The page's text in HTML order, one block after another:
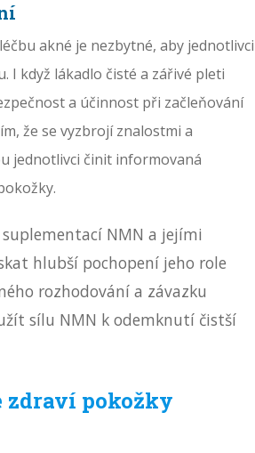
akné je nezbytné, aby jednotlivci
I když lákadlo čisté a zářivé pleti
a účinnost při začleňování
že se vyzbrojí znalostmi a
jednotlivci činit informovaná
NMN a jejími
hlubší pochopení jeho role
rozhodování a závazku
sílu NMN k odemknutí čistší
zdraví pokožky